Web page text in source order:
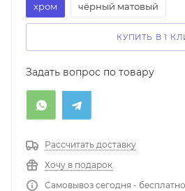
хром чёрный матовый
КУПИТЬ В 1
Задать вопрос по товару
Рассчитать доставку
Хочу в подарок
Самовывоз сегодня - бесплатно